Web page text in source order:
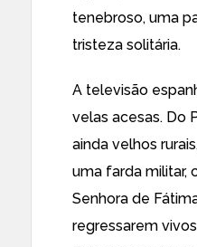
tenebroso, uma
tristeza solitária.
A televisão
velas acesas. Do
ainda velhos
uma farda militar,
Senhora de
regressarem